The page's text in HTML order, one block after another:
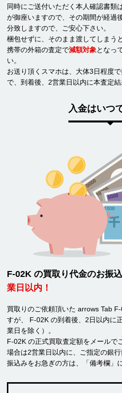
同時にご送付いただく本人確認書類
が御座いますので、その期間が経過
分致しますので、ご安心下さい。
梱包せずに、そのまま渡してしまう
携帯の外箱の査定で減額対象となっ
い。
お送り頂くスマホは、大体3日程度
で、到着後、2営業日以内に本査定結
入金はいつ
F-02K の買取り代金のお振
業日以内！
買取りのご依頼頂いた arrows Tab
すが、 F-02K の到着後、2日以内に
業日を除く）。
F-02K の正式買取査定額をメールで
場合は2営業日以内に、ご指定の銀行
振込みをお急ぎの方は、「備考欄」